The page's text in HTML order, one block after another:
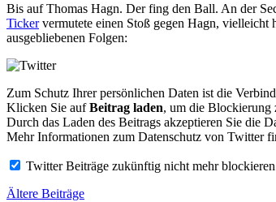
Bis auf Thomas Hagn. Der fing den Ball. An der
Tickervermutete einen Stoß gegen Hagn, vielleicht
ausgebliebenen Folgen:
Zum Schutz Ihrer persönlichen Daten ist die
Klicken Sie aufBeitrag laden, um die Blockierung
Durch das Laden des Beitrags akzeptieren Sie die
Mehr Informationen zum Datenschutz von Twitter
Twitter Beiträge zukünftig nicht mehr
Beitragsnavigation
Ältere Beiträge